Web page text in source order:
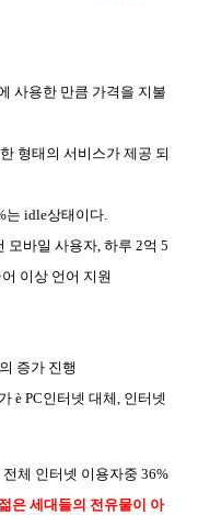
사용한 만큼 가격을 지불
형태의 서비스가 제공 되
는 idle상태이다.
모바일 사용자, 하루 2억 5
이상 언어 지원
증가 진행
è PC인터넷 대체 인터넷
체 인터넷 이용자중 36%
은 세대들의 전유물이 아